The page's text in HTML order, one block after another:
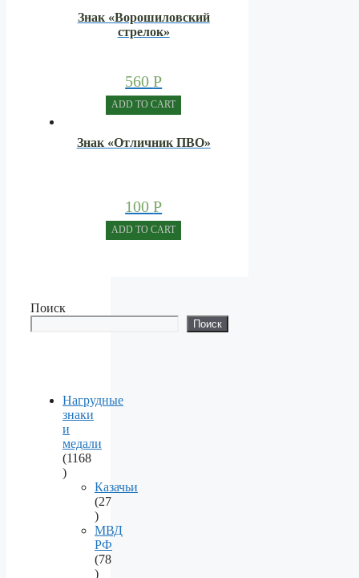
Знак «Ворошиловский
стрелок»
560Р
ADD TO CART
Знак «Отличник ПВО»
100Р
ADD TO CART
Поиск
Поиск
Нагрудные
знаки
и
медали
1168
1168
productsКазачьи
27
27
products
МВД
РФ
78
78